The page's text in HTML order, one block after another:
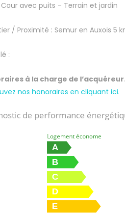
Cour avec puits – Terrain et jardin
/ Proximité : Semur en Auxois 5
:
à la charge de
nos honoraires en cliquant ici.
de performance
Logement économe
A
B
C
D
E